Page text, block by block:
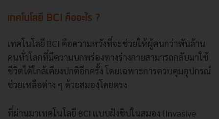
เทคโนโลยี BCI คืออะไร ?
เทคโนโลยี BCI คือความหวังที่จะช่วยให้ผู้คนกว่าพันล้าน
คนทั่วโลกที่มีความบกพร่องทางร่างกายสามารถกลับมาใช้
ชีวิตได้ใกล้เคียงปกติอีกครั้ง โดยเฉพาะการควบคุมอุปกรณ์
ช่วยเหลือต่าง ๆ ด้วยสมองโดยตรง
ที่ผ่านมาเทคโนโลยี BCI แบบฝังชิปในสมอง (Invasive